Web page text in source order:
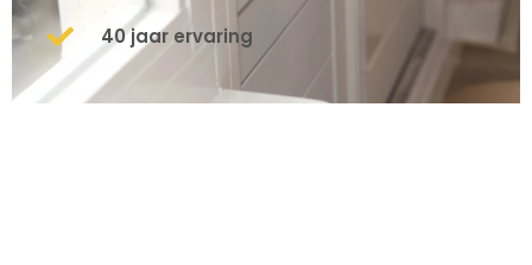
40 jaar ervaring